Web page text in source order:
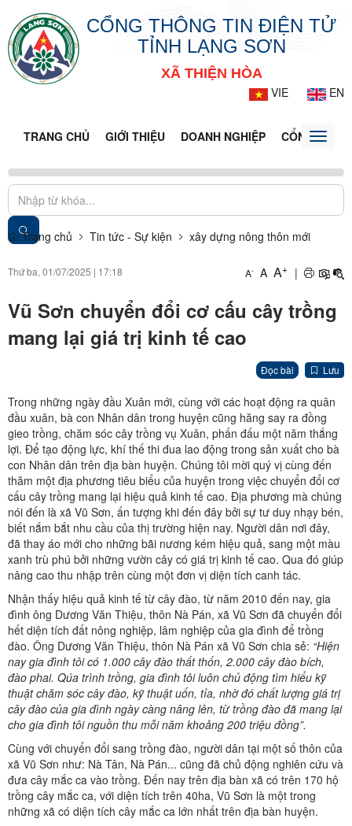
CỔNG THÔNG TIN ĐIỆN TỬ
TỈNH LẠNG SƠN
XÃ THIỆN HÒA
VIE
EN
TRANG CHỦ GIỚI THIỆU DOANH NGHIỆP CỔNG DỊCH
Toggle
Trang chủ Tin tức - Sự kiện xây dựng nông thôn mới
Thứ ba, 01/07/2025 | 17:18 A- A A+ |
Vũ Sơn chuyển đổi cơ cấu cây trồng
mang lại giá trị kinh tế cao
Đọc bài Lưu
Trong những ngày đầu Xuân mới, cùng với các hoạt động ra quân
đầu xuân, bà con Nhân dân trong huyện cũng hăng say ra đồng
gieo trồng, chăm sóc cây trồng vụ Xuân, phấn đấu một năm thắng
lợi. Để tạo động lực, khí thế thi đua lao động trong sản xuất cho bà
con Nhân dân trên địa bàn huyện. Chúng tôi mời quý vị cùng đến
thăm một địa phương tiêu biểu của huyện trong việc chuyển đổi cơ
cấu cây trồng mang lại hiệu quả kinh tế cao. Địa phương mà chúng
nói đến là xã Vũ Sơn, ấn tượng khi đến đây bởi sự tư duy nhạy bén,
biết nắm bắt nhu cầu của thị trường hiện nay. Người dân nơi đây,
đã thay áo mới cho những bãi nương kém hiệu quả, sang một màu
xanh trù phú bởi những vườn cây có giá trị kinh tế cao. Qua đó giúp
nâng cao thu nhập trên cùng một đơn vị diện tích canh tác.
Nhận thấy hiệu quả kinh tế từ cây đào, từ năm 2010 đến nay, gia
đình ông Dương Văn Thiệu, thôn Nà Pán, xã Vũ Sơn đã chuyển đổi
hết diện tích đất nông nghiệp, lâm nghiệp của gia đình để trồng
đào. Ông Dương Văn Thiệu, thôn Nà Pán xã Vũ Sơn chia sẻ: “Hiện
nay gia đình tôi có 1.000 cây đào thất thốn, 2.000 cây đào bích,
đào phai. Qúa trình trồng, gia đình tôi luôn chủ động tìm hiểu kỹ
thuật chăm sóc cây đào, kỹ thuật uốn, tỉa, nhờ đó chất lượng giá trị
cây đào của gia đình ngày càng nâng lên, từ trồng đào đã mang lại
cho gia đình tôi nguồn thu mỗi năm khoảng 200 triệu đồng”.
Cùng với chuyển đổi sang trồng đào, người dân tại một số thôn của
xã Vũ Sơn như: Nà Tân, Nà Pán... cũng đã chủ động nghiên cứu và
đưa cây mắc ca vào trồng. Đến nay trên địa bàn xã có trên 170 hộ
trồng cây mắc ca, với diện tích trên 40ha, Vũ Sơn là một trong
những xã có diện tích cây mắc ca lớn nhất trên địa bàn huyện.